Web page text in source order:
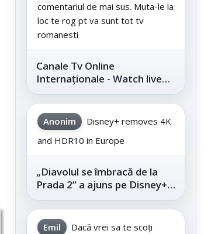
comentariul de mai sus. Muta-le la
loc te rog pt va sunt tot tv
romanesti
Canale Tv Online
Internaționale - Watch live
channels legally
Anonim
Disney+ removes 4K
and HDR10 in Europe
„Diavolul se îmbracă de la
Prada 2” a ajuns pe Disney+,
după succesul din
cinematografe
Emil
Dacă vrei sa te scoți